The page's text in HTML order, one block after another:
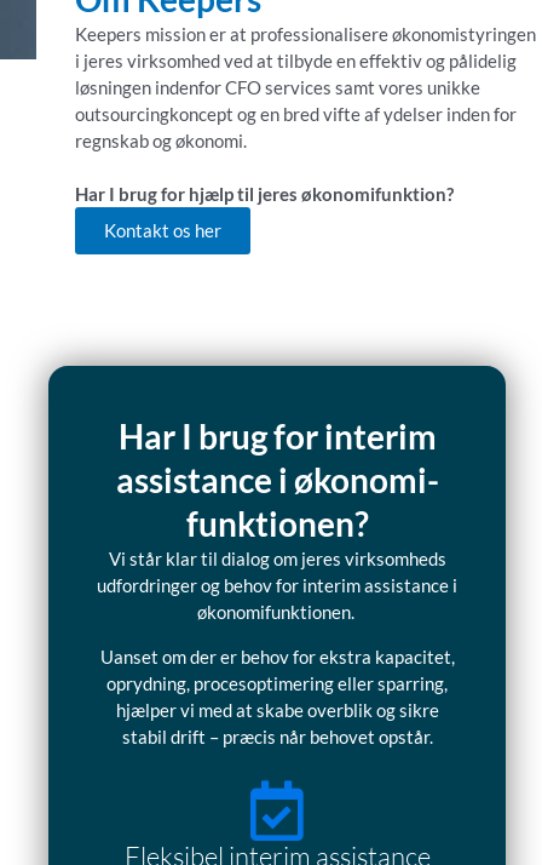
Keepers mission er at professionalisere økonomistyringen
i jeres virksomhed ved at tilbyde en effektiv og pålidelig
løsningen indenfor CFO services samt vores unikke
outsourcingkoncept og en bred vifte af ydelser inden for
regnskab og økonomi.
Har I brug for hjælp til jeres økonomifunktion?
Kontakt os her
Har I brug for interim
assistance i økonomi-
funktionen?
Vi står klar til dialog om jeres virksomheds
udfordringer og behov for interim assistance i
økonomifunktionen.
Uanset om der er behov for ekstra kapacitet,
oprydning, procesoptimering eller sparring,
hjælper vi med at skabe overblik og sikre
stabil drift – præcis når behovet opstår.
Fleksibel interim assistance